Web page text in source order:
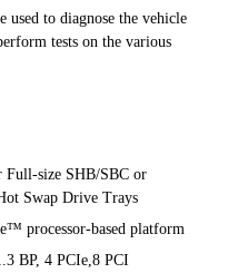
used to diagnose the vehicle
tests on the various
Full-size SHB/SBC or
Swap Drive Trays
processor-based platform
BP, 4 PCIe,8 PCI